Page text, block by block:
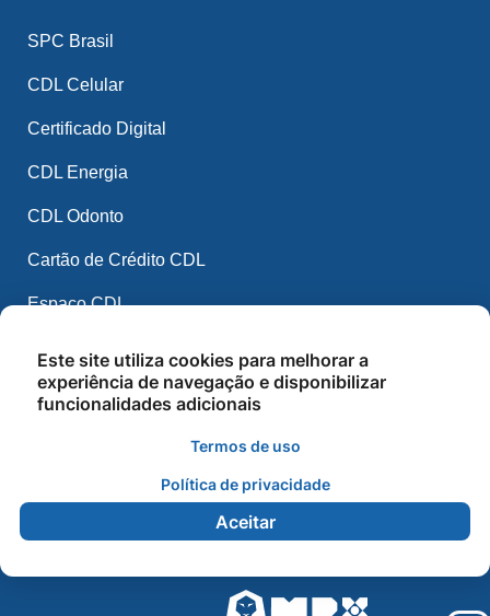
SPC Brasil
CDL Celular
Certificado Digital
CDL Energia
CDL Odonto
Cartão de Crédito CDL
Espaço CDL
CDL IA
Cursos e Palestras
Este site utiliza cookies para melhorar a
experiência de navegação e disponibilizar
funcionalidades adicionais
Termos de uso
Política de privacidade
Aceitar